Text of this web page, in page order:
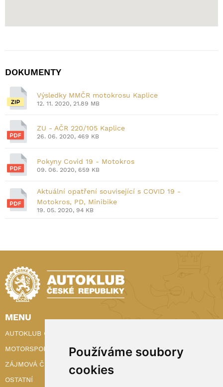
Používáme soubory
cookies
DOKUMENTY
Výsledky MMČR motokrosu Kaplice
12. 11. 2020, 21.89 MB
ZU - AČR 220/105 Kaplice
26. 06. 2020, 469 KB
Pokyny Covid 19 - Motokros
09. 06. 2020, 659 KB
Aktuální opatření související s COVID 19 -
Motokros, PD, Minibike
19. 05. 2020, 94 KB
MENU
AUTOKLUB ČR
MOTORSPORT
ZÁJMOVÁ ČINNOST
OSTATNÍ